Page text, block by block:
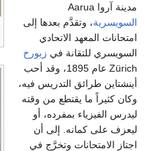
مدينة آروا Aarua
السويسرية، وتقدَّم بعدها إلى
امتحانات المعهد الاتحادي
السويسري للتقانة في زيورخ
Zürich عام 1895، وقد أحب
أينشتاين طرائق التدريس فيه،
وكان كثيراً ما يقتطع من وقته
ليدرس الفيزياء بمفرده، أو
ليعزف على كمانه. إلى أن
اجتاز الامتحانات وتخرَّج في